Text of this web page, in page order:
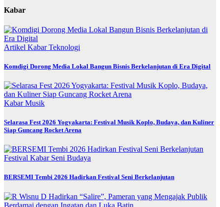
Kabar
Artikel KabarTeknologi
Komdigi Dorong Media Lokal Bangun Bisnis Berkelanjutan di Era Digital
KabarMusik
Selarasa Fest 2026 Yogyakarta: Festival Musik Koplo, Budaya, dan Kuliner
Siap Guncang Rocket Arena
Festival Kabar Seni Budaya
BERSEMI Tembi 2026 Hadirkan Festival Seni Berkelanjutan